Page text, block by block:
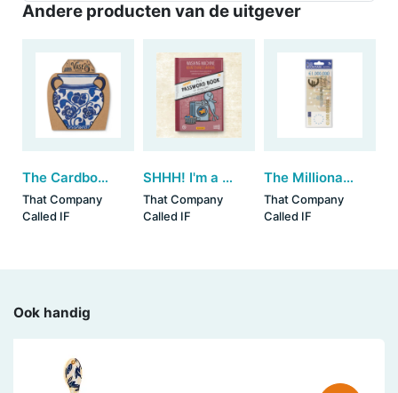
Andere producten van de uitgever
The Cardboard Vase Sleeve - Blue & White Floral (set van 3)
That Company
Called IF
SHHH! I'm a Password Book (In Disguise)
That Company
Called IF
The Millionaire's Bookmark - Million Euro (set van 3)
That Company
Called IF
Ook handig